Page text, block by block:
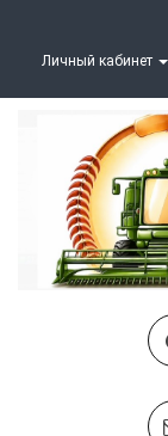
Личный кабинет